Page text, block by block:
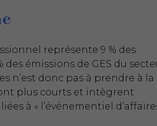
représente 9 % des
émissions de GES du
n’est donc pas à prendre à la
plus courts et intègrent
à « l’événementiel